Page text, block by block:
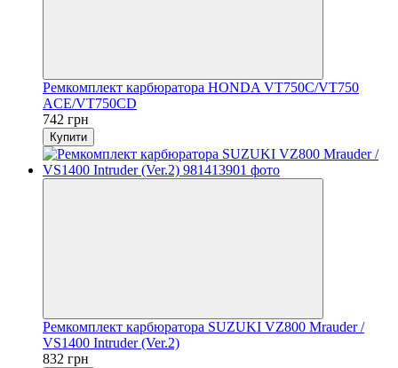
Ремкомплект карбюратора HONDA VT750C/VT750
ACE/VT750CD
742 грн
Купити
Ремкомплект карбюратора SUZUKI VZ800 Mrauder /
VS1400 Intruder (Ver.2)
832 грн